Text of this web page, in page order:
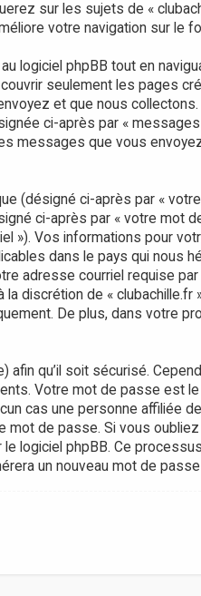
sur les sujets de «
votre navigation sur le
logiciel phpBB tout en
seulement les pages
et que nous
ci-après par «
messages que vous
(désigné ci-après par «
ci-après par « votre mot
»). Vos informations pour
dans le pays qui nous
adresse courriel requise par
la discrétion de «
De plus, dans votre
qu’il soit sécurisé.
Votre mot de passe est le
cas une personne affiliée
mot de passe. Si vous
logiciel phpBB. Ce
un nouveau mot de